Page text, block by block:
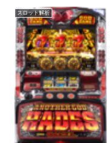
スロット解析